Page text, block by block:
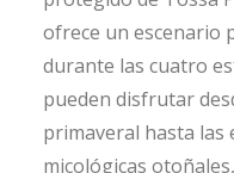
ofrece un escenario
durante las cuatro
pueden disfrutar
primaveral hasta las
micológicas